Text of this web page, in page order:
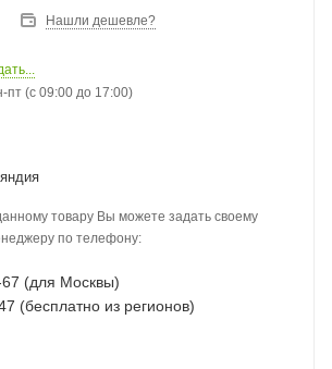
Нашли дешевле?
пт (с 09:00 до 17:00)
товару Вы можете задать своему
по телефону:
(для Москвы)
(бесплатно из регионов)